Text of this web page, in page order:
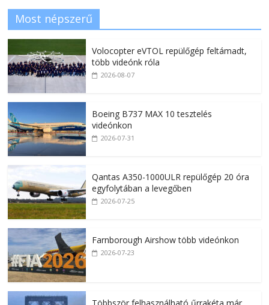
Most népszerű
Volocopter eVTOL repülőgép feltámadt,
több videónk róla
2026-08-07
Boeing B737 MAX 10 tesztelés
videónkon
2026-07-31
Qantas A350-1000ULR repülőgép 20 óra
egyfolytában a levegőben
2026-07-25
Farnborough Airshow több videónkon
2026-07-23
Többször felhasználható űrrakéta már